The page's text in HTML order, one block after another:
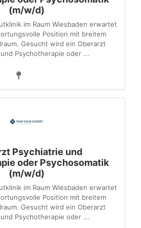
(m/w/d)
im Raum Wiesbaden erwartet
Position mit breitem
Gesucht wird ein Oberarzt
Psychotherapie oder ...
Psychiatrie und
oder Psychosomatik
(m/w/d)
im Raum Wiesbaden erwartet
Position mit breitem
Gesucht wird ein Oberarzt
Psychotherapie oder ...